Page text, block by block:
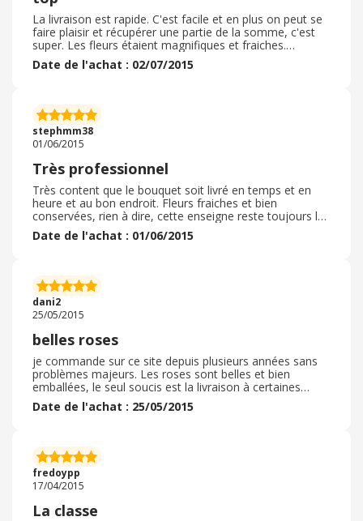
La livraison est rapide. C'est facile et en plus on peut se
faire plaisir et récupérer une partie de la somme, c'est
super. Les fleurs étaient magnifiques et fraiches.
vraiment une tres bonne enseigne! l
Date de l'achat : 02/07/2015
stephmm38
01/06/2015
Très professionnel
Très content que le bouquet soit livré en temps et en
heure et au bon endroit. Fleurs fraiches et bien
conservées, rien à dire, cette enseigne reste toujours l
une des plus fiable. Parcontre le choix des fleurs est
limité.
Date de l'achat : 01/06/2015
dani2
25/05/2015
belles roses
je commande sur ce site depuis plusieurs années sans
problèmes majeurs. Les roses sont belles et bien
emballées, le seul soucis est la livraison à certaines
adresses pas toujours à l'heure indiquée. Sinon RAS
Date de l'achat : 25/05/2015
fredoypp
17/04/2015
La classe